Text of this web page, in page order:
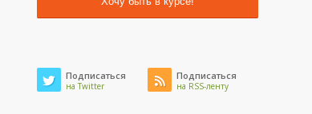
Подписаться
на Twitter
Подписаться
на RSS-ленту